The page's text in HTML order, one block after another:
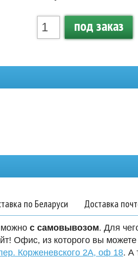
под заказ
по Беларуси Доставка
можно с самовывозом. Для
Офис, из которого вы можете
Корженевского 2А, оф 18. А